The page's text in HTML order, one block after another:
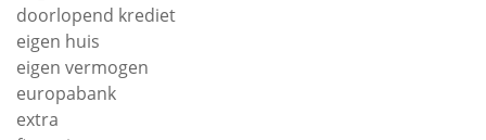
doorlopend krediet
eigen huis
eigen vermogen
europabank
extra